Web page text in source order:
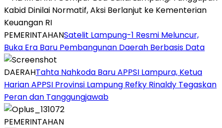
PEMERINTAHANSatelit Lampung-1 Resmi Meluncur,
Buka Era Baru Pembangunan Daerah Berbasis Data
DAERAHTahta Nahkoda Baru APPSI Lampura, Ketua
Harian APPSI Provinsi Lampung Refky Rinaldy Tegaskan
Peran dan Tanggungjawab
PEMERINTAHAN